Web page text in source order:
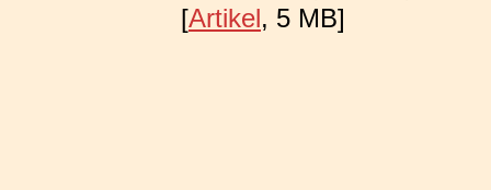
[Artikel, 5 MB]